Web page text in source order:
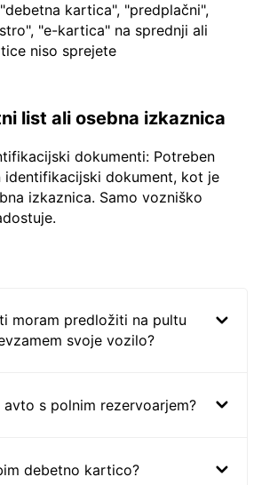
kartica", "predplačni",
"e-kartica" na sprednji ali
niso sprejete
list ali osebna izkaznica
dokumenti: Potreben
dokument, kot je
izkaznica. Samo vozniško
moram predložiti na pultu
svoje vozilo?
s polnim rezervoarjem?
debetno kartico?